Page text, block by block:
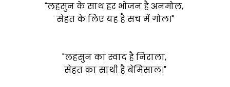
"लहसुन के साथ हर भोजन है अनमोल,
सेहत के लिए यह है सच में गोल।"
"लहसुन का स्वाद है निराला,
सेहत का साथी है बेमिसाल।"